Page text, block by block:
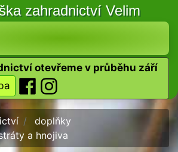
zahradnictví Velim
otevřeme v průběhu září
doplňky
a hnojiva